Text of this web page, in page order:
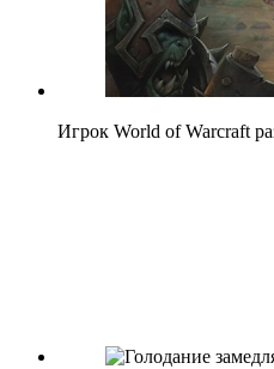
Игрок World of Warcraft